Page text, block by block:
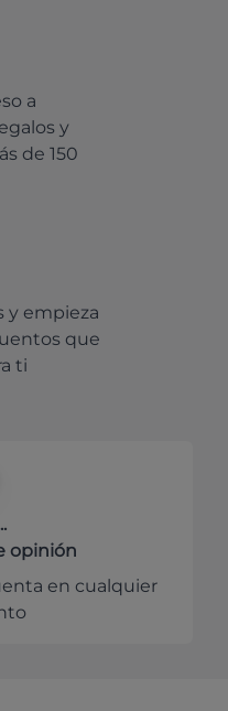
a
y
de 150
y empieza
que
ti
opinión
en cualquier